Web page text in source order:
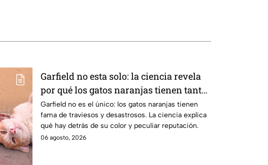
Garfield no esta solo: la ciencia revela
por qué los gatos naranjas tienen tanta
fama de hacer "desastres"
Garfield no es el único: los gatos naranjas tienen
fama de traviesos y desastrosos. La ciencia explica
qué hay detrás de su color y peculiar reputación.
06 agosto, 2026